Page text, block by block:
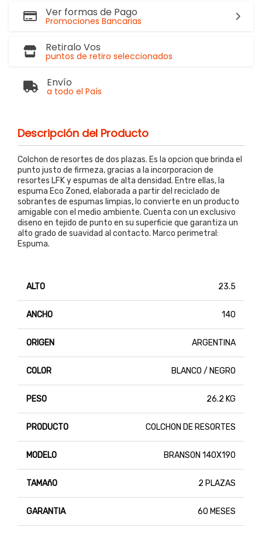
Ver formas de Pago
Promociones Bancarias
Retiralo Vos
puntos de retiro seleccionados
Envío
a todo el País
Descripción del Producto
Colchon de resortes de dos plazas. Es la opcion que brinda el
punto justo de firmeza, gracias a la incorporacion de
resortes LFK y espumas de alta densidad. Entre ellas, la
espuma Eco Zoned, elaborada a partir del reciclado de
sobrantes de espumas limpias, lo convierte en un producto
amigable con el medio ambiente. Cuenta con un exclusivo
diseno en tejido de punto en su superficie que garantiza un
alto grado de suavidad al contacto. Marco perimetral:
Espuma.
ALTO 23.5
ANCHO 140
ORIGEN ARGENTINA
COLOR BLANCO / NEGRO
PESO 26.2 KG
PRODUCTO COLCHON DE RESORTES
MODELO BRANSON 140X190
TAMAñO 2 PLAZAS
GARANTIA 60 MESES